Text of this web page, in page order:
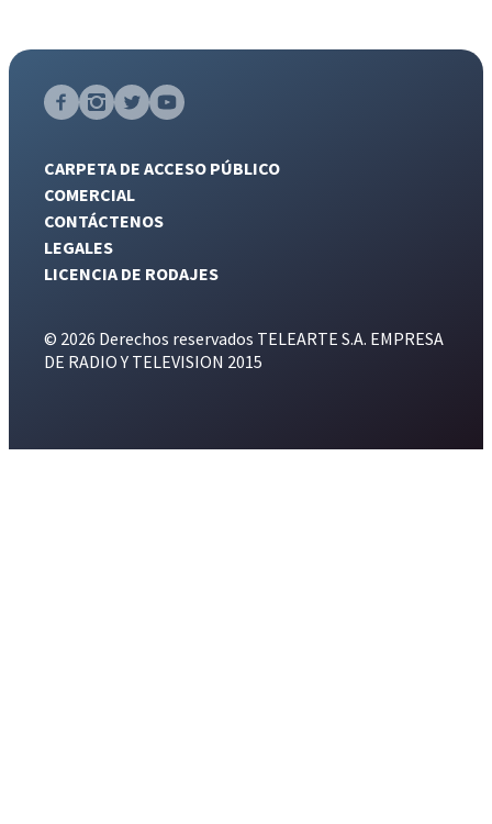
CARPETA DE ACCESO PÚBLICO
COMERCIAL
CONTÁCTENOS
LEGALES
LICENCIA DE RODAJES
© 2026 Derechos reservados TELEARTE S.A. EMPRESA
DE RADIO Y TELEVISION 2015